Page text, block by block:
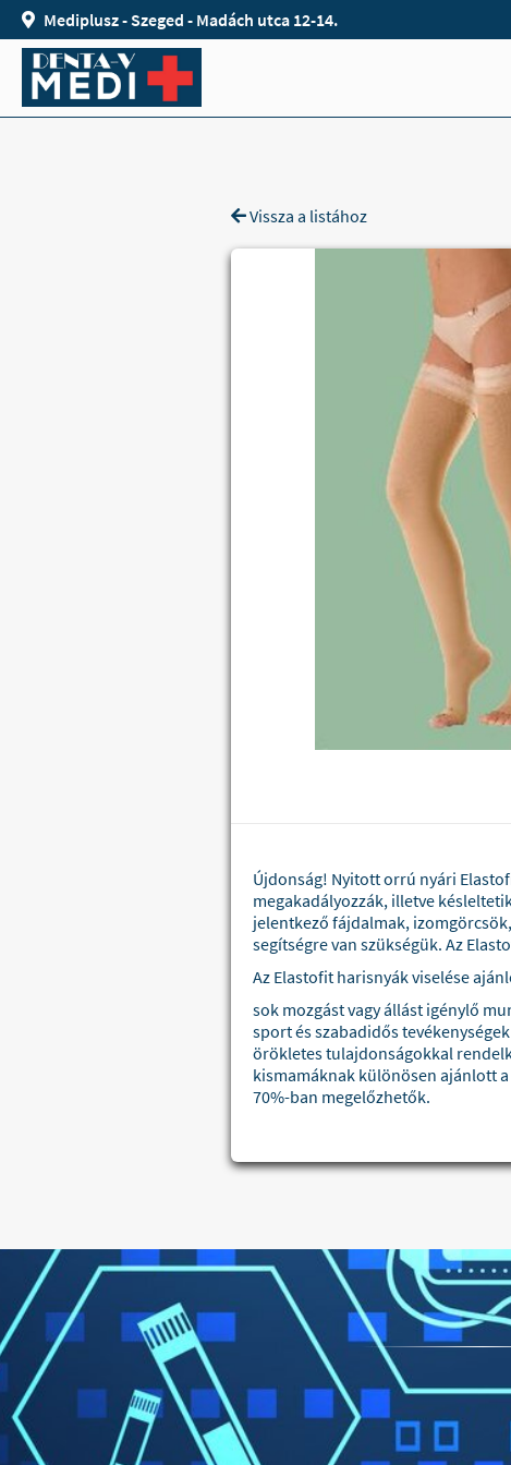
Mediplusz - Szeged - Madách utca 12-14.
Vissza a listához
Újdonság! Nyitott orrú nyári
megakadályozzák, illetve
jelentkező fájdalmak,
segítségre van szükségük. Az
Az Elastofit harisnyák viselése
sok mozgást vagy állást igénylő
sport és szabadidős
örökletes tulajdonságokkal
kismamáknak különösen ajánlott
70%-ban megelőzhetők.